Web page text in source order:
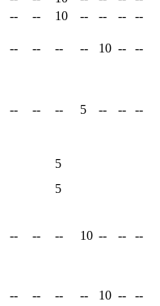
-- -- 10 -- -- -- --
-- -- -- -- 10 -- --
-- -- -- 5 -- -- --
5
5
-- -- -- 10 -- -- --
-- -- -- -- 10 -- --